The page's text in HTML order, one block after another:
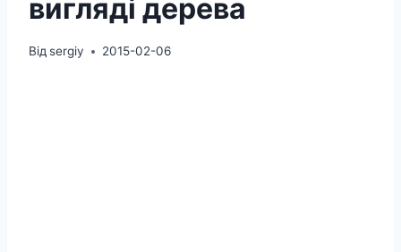
вигляді дерева
Від sergiy 2015-02-06